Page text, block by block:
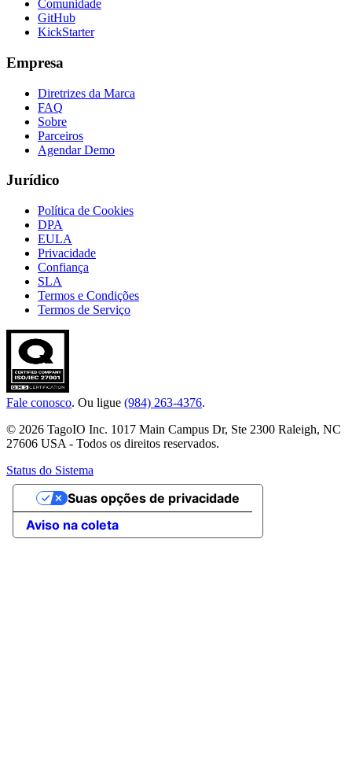
Comunidade
GitHub
KickStarter
Empresa
Diretrizes da Marca
FAQ
Sobre
Parceiros
Agendar Demo
Jurídico
Política de Cookies
DPA
EULA
Privacidade
Confiança
SLA
Termos e Condições
Termos de Serviço
Fale conosco. Ou ligue (984) 263-4376.
© 2026 TagoIO Inc. 1017 Main Campus Dr, Ste 2300 Raleigh, NC
27606 USA - Todos os direitos reservados.
Status do Sistema
Aviso na coleta
Suas opções de privacidade